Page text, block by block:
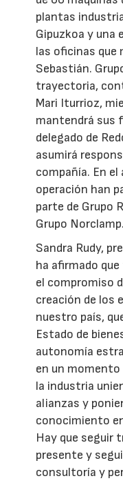
plantas
Gipuzkoa y una
las oficinas que
Sebastián.
trayectoria,
Mari Iturrioz,
mantendrá sus
delegado de
asumirá
compañía. En
operación han
parte de Grupo
Grupo Norclamp.
Sandra Rudy,
ha afirmado
el compromiso
creación de los
nuestro país,
Estado de
autonomía
en un momento
la industria
alianzas y
conocimiento
Hay que seguir
presente y
consultoría y